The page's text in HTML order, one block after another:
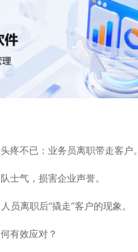
疼不已：业务员离职带走客户。
士气，损害企业声誉。
离职后“撬走”客户的现象。
有效应对？